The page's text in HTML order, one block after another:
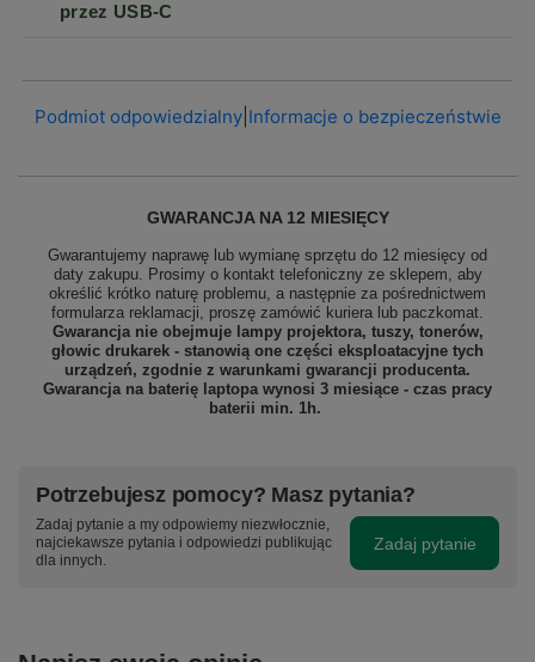
przez USB-C
Podmiot odpowiedzialny| Informacje o bezpieczeństwie
GWARANCJA NA 12 MIESIĘCY
Gwarantujemy naprawę lub wymianę sprzętu do 12 miesięcy od
daty zakupu. Prosimy o kontakt telefoniczny ze sklepem, aby
określić krótko naturę problemu, a następnie za pośrednictwem
formularza reklamacji, proszę zamówić kuriera lub paczkomat.
Gwarancja nie obejmuje lampy projektora, tuszy, tonerów,
głowic drukarek - stanowią one części eksploatacyjne tych
urządzeń, zgodnie z warunkami gwarancji producenta.
Gwarancja na baterię laptopa wynosi 3 miesiące - czas pracy
baterii min. 1h.
Potrzebujesz pomocy? Masz pytania?
Zadaj pytanie a my odpowiemy niezwłocznie,
najciekawsze pytania i odpowiedzi publikując
dla innych.
Zadaj pytanie